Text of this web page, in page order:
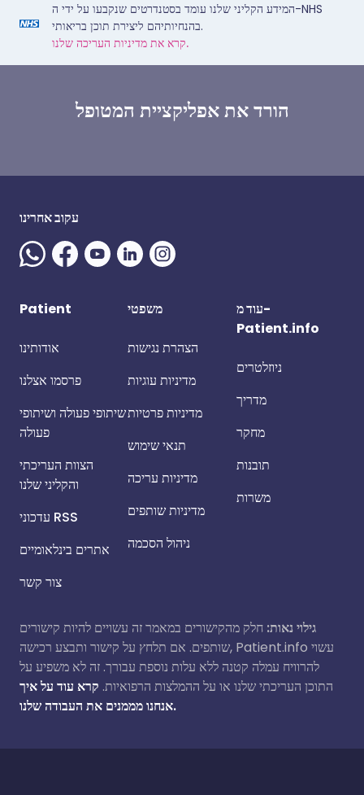
המידע הקליני שלנו עומד בסטנדרטים שנקבעו על ידי ה-NHS
בהנחיותיהם ליצירת תוכן בריאותי.
קרא את מדיניות העריכה שלנו.
הורד את אפליקציית המטופל
עקוב אחרינו
Patient
אודותינו
פרסמו אצלנו
שיתופי פעולה ושיתופי
פעולה
הצוות העריכתי
והקליני שלנו
עדכוני RSS
אתרים בינלאומיים
צור קשר
משפטי
הצהרת נגישות
מדיניות עוגיות
מדיניות פרטיות
תנאי שימוש
מדיניות עריכה
מדיניות שותפים
ניהול הסכמה
עוד מ-
Patient.info
ניוזלטרים
מדריך
מחקר
תובנות
משרות
גילוי נאות: חלק מהקישורים במאמר זה עשויים להיות קישורים
שותפים. אם תלחץ על קישור ותבצע רכישה, Patient.info עשוי
להרוויח עמלה קטנה ללא עלות נוספת עבורך. זה לא משפיע על
התוכן העריכתי שלנו או על ההמלצות הרפואיות. קרא עוד על איך
אנחנו מממנים את העבודה שלנו.